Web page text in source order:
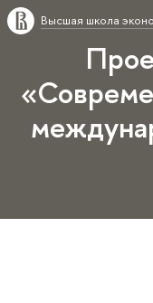
Высшая школа